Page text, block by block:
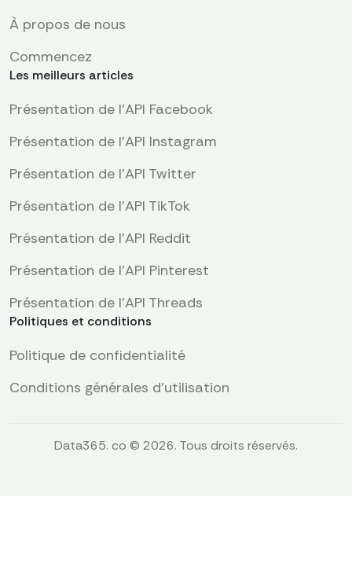
À propos de nous
Commencez
Les meilleurs articles
Présentation de l'API Facebook
Présentation de l'API Instagram
Présentation de l'API Twitter
Présentation de l'API TikTok
Présentation de l'API Reddit
Présentation de l’API Pinterest
Présentation de l'API Threads
Politiques et conditions
Politique de confidentialité
Conditions générales d'utilisation
Data365. co © 2026. Tous droits réservés.